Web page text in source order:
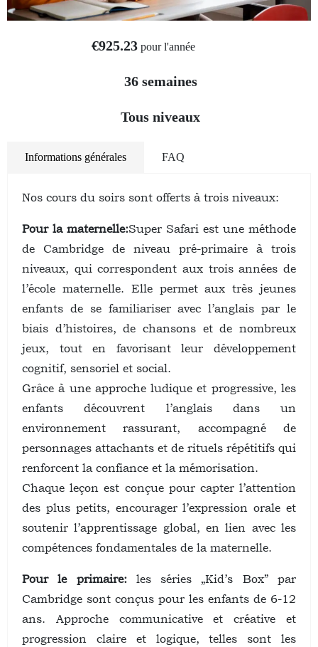
€925.23 pour l'année
36 semaines
Tous niveaux
Informations générales FAQ
Nos cours du soirs sont offerts à trois niveaux:
Pour la maternelle:Super Safari est une méthode
de Cambridge de niveau pré-primaire à trois
niveaux, qui correspondent aux trois années de
l’école maternelle. Elle permet aux très jeunes
enfants de se familiariser avec l’anglais par le
biais d’histoires, de chansons et de nombreux
jeux, tout en favorisant leur développement
cognitif, sensoriel et social.
Grâce à une approche ludique et progressive, les
enfants découvrent l’anglais dans un
environnement rassurant, accompagné de
personnages attachants et de rituels répétitifs qui
renforcent la confiance et la mémorisation.
Chaque leçon est conçue pour capter l’attention
des plus petits, encourager l’expression orale et
soutenir l’apprentissage global, en lien avec les
compétences fondamentales de la maternelle.
Pour le primaire:les séries „Kid’s Box” par
Cambridge sont conçus pour les enfants de 6-12
ans. Approche communicative et créative et
progression claire et logique, telles sont les